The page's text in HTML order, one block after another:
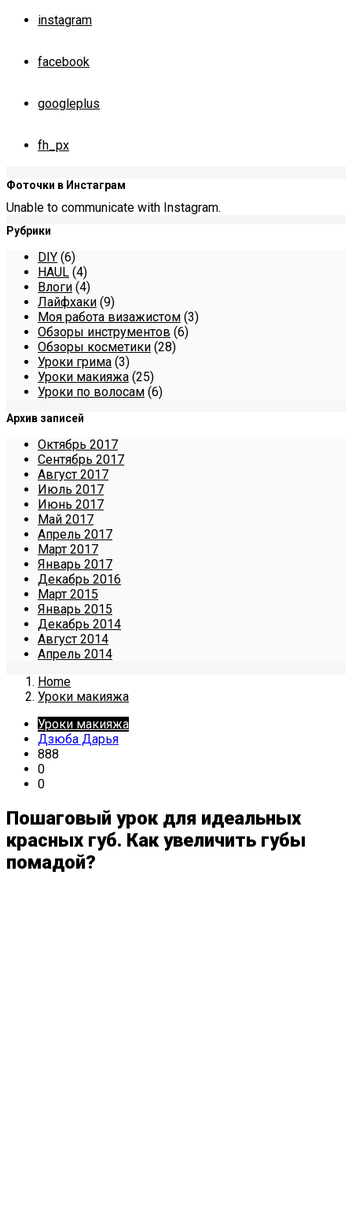
instagram
facebook
googleplus
fh_px
Фоточки в Инстаграм
Unable to communicate with Instagram.
Рубрики
DIY (6)
HAUL (4)
Влоги (4)
Лайфхаки (9)
Моя работа визажистом (3)
Обзоры инструментов (6)
Обзоры косметики (28)
Уроки грима (3)
Уроки макияжа (25)
Уроки по волосам (6)
Архив записей
Октябрь 2017
Сентябрь 2017
Август 2017
Июль 2017
Июнь 2017
Май 2017
Апрель 2017
Март 2017
Январь 2017
Декабрь 2016
Март 2015
Январь 2015
Декабрь 2014
Август 2014
Апрель 2014
Home
Уроки макияжа
Уроки макияжа
Дзюба Дарья
888
0
0
Пошаговый урок для идеальных
красных губ. Как увеличить губы
помадой?